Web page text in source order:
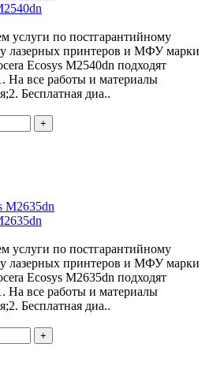
услуги по постгарантийному
лазерных принтеров и МФУ марки
Ecosys M2540dn подходят
На все работы и материалы
Бесплатная диа..
+
услуги по постгарантийному
лазерных принтеров и МФУ марки
Ecosys M2635dn подходят
На все работы и материалы
Бесплатная диа..
+